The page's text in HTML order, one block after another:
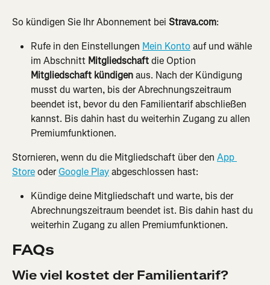
So kündigen Sie Ihr Abonnement bei Strava.com:
Rufe in den Einstellungen Mein Konto auf und wähle
im Abschnitt Mitgliedschaft die Option
Mitgliedschaft kündigen aus. Nach der Kündigung
musst du warten, bis der Abrechnungszeitraum
beendet ist, bevor du den Familientarif abschließen
kannst. Bis dahin hast du weiterhin Zugang zu allen
Premiumfunktionen.
Stornieren, wenn du die Mitgliedschaft über den App
Store oder Google Play abgeschlossen hast:
Kündige deine Mitgliedschaft und warte, bis der
Abrechnungszeitraum beendet ist. Bis dahin hast du
weiterhin Zugang zu allen Premiumfunktionen.
FAQs
Wie viel kostet der Familientarif?